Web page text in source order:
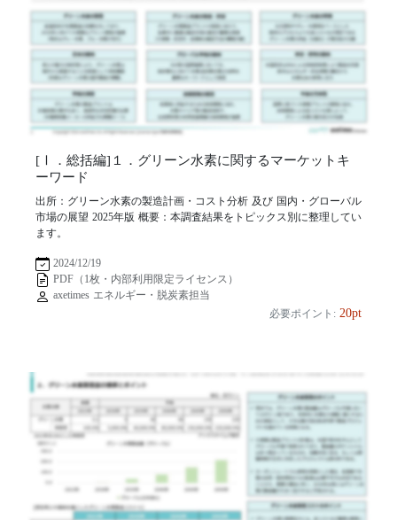
[Ⅰ．総括編]１．グリーン水素に関するマーケットキ
ーワード
出所：グリーン水素の製造計画・コスト分析 及び 国内・グローバル
市場の展望 2025年版 概要：本調査結果をトピックス別に整理してい
ます。
2024/12/19
PDF（1枚・内部利用限定ライセンス）
axetimes エネルギー・脱炭素担当
必要ポイント: 20pt